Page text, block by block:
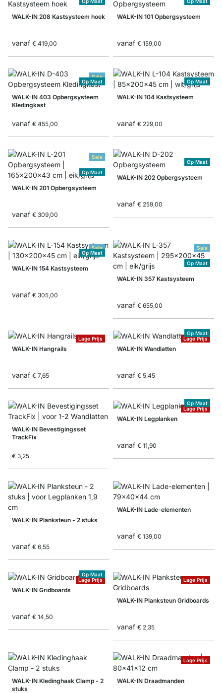
WALK-IN 208 Kastsysteem hoek
vanaf € 419,00
WALK-IN 101 Opbergsysteem
vanaf € 159,00
Sale
Op Maat
WALK-IN 403 Opbergsysteem
Kledingkast
vanaf € 455,00
Op Maat
WALK-IN 104 Kastsysteem
vanaf € 229,00
Sale
Op Maat
WALK-IN 201 Opbergsysteem
vanaf € 309,00
Op Maat
WALK-IN 202 Opbergsysteem
vanaf € 259,00
Sale
Op Maat
WALK-IN 154 Kastsysteem
vanaf € 305,00
Sale
Op Maat
WALK-IN 357 Kastsysteem
vanaf € 655,00
Lage Prijs
WALK-IN Hangrails
vanaf € 7,65
Lage Prijs
Op Maat
WALK-IN Wandlatten
vanaf € 5,45
WALK-IN Bevestigingsset
TrackFix
€ 3,25
Lage Prijs
Op Maat
WALK-IN Legplanken
vanaf € 11,90
WALK-IN Planksteun - 2 stuks
vanaf € 6,55
WALK-IN Lade-elementen
vanaf € 139,00
Lage Prijs
Op Maat
WALK-IN Gridboards
vanaf € 14,50
Lage Prijs
WALK-IN Planksteun Gridboards
vanaf € 2,35
WALK-IN Kledinghaak Clamp - 2
stuks
Lage Prijs
WALK-IN Draadmanden